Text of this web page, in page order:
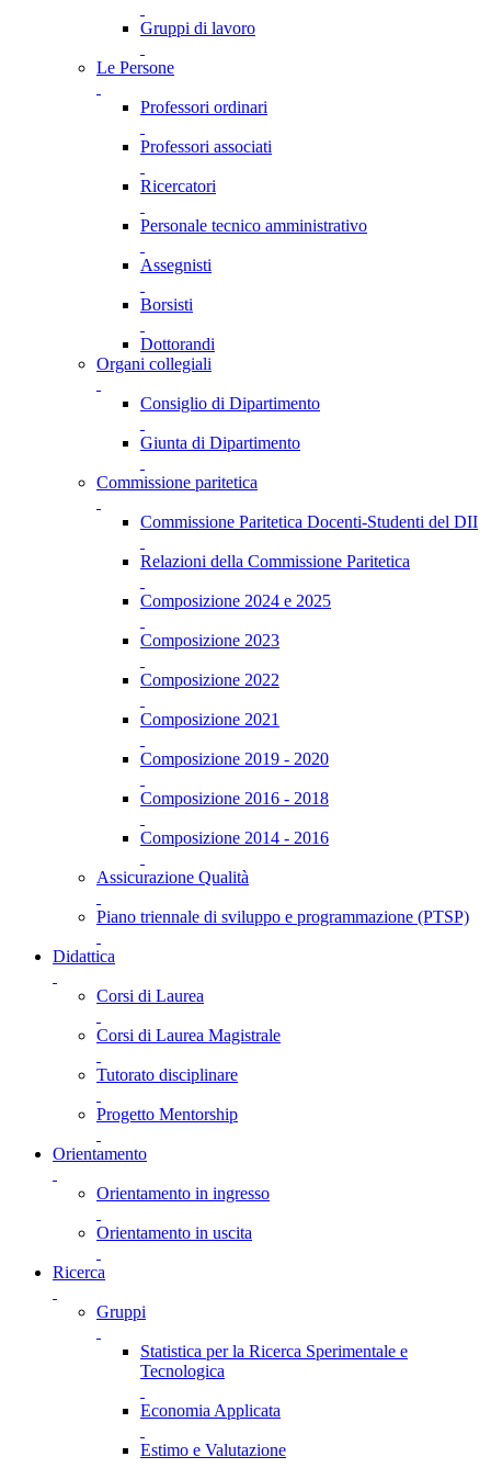
Gruppi di lavoro
Le Persone
Professori ordinari
Professori associati
Ricercatori
Personale tecnico amministrativo
Assegnisti
Borsisti
Dottorandi
Organi collegiali
Consiglio di Dipartimento
Giunta di Dipartimento
Commissione paritetica
Commissione Paritetica Docenti-Studenti del DII
Relazioni della Commissione Paritetica
Composizione 2024 e 2025
Composizione 2023
Composizione 2022
Composizione 2021
Composizione 2019 - 2020
Composizione 2016 - 2018
Composizione 2014 - 2016
Assicurazione Qualità
Piano triennale di sviluppo e programmazione (PTSP)
Didattica
Corsi di Laurea
Corsi di Laurea Magistrale
Tutorato disciplinare
Progetto Mentorship
Orientamento
Orientamento in ingresso
Orientamento in uscita
Ricerca
Gruppi
Statistica per la Ricerca Sperimentale e
Tecnologica
Economia Applicata
Estimo e Valutazione